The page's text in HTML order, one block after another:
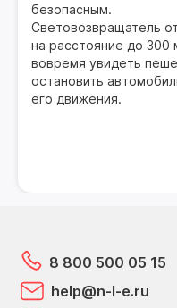
безопасным.
Световозвращатель
на расстояние до 300
вовремя увидеть
остановить
его движения.
8 800 500 05 15
help@n-l-e.ru